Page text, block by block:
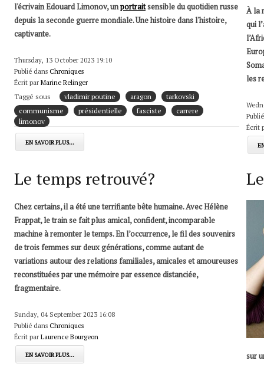
l'écrivain Edouard Limonov, unportraitsensible du quotidien russe
depuis la seconde guerre mondiale. Une histoire dans l'histoire,
captivante.
Thursday, 13 October 2023 19:10
Publié dans Chroniques
Écrit par Marine Relinger
Taggé sous vladimir poutine aragon
tarkovski
communisme
présidentielle fasciste
carrere
limonov
EN SAVOIR PLUS...
À la
qui
les
Écrit
Le temps retrouvé?
Chez certains, il a été une terrifiante bête humaine. Avec Hélène
Frappat, le train se fait plus amical, confident, incomparable
machine à remonter le temps. En l’occurrence, le fil des souvenirs
de trois femmes sur deux générations, comme autant de
variations autour des relations familiales, amicales et amoureuses
reconstituées par une mémoire par essence distanciée,
fragmentaire.
Sunday, 04 September 2023 16:08
Publié dans Chroniques
Écrit par Laurence Bourgeon
EN SAVOIR PLUS... sur